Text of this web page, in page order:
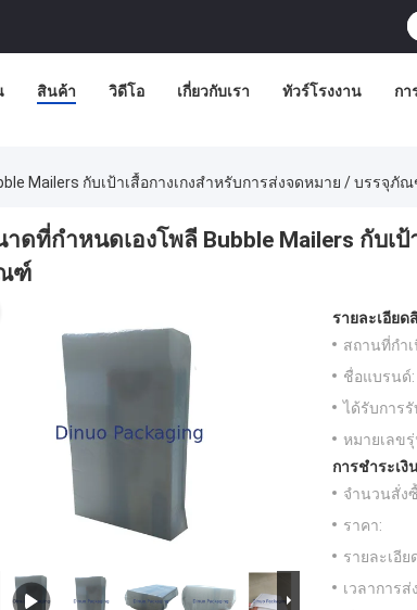
สินค้า วิดีโอ เกี่ยวกับเรา ทัวร์โรงงาน ก
Mailers กับเป้าเสื้อกางเกงสำหรับการส่งจดหมาย / บรรจุภั
ดที่กำหนดเองโพลี Bubble Mailers กับเ
ฑ์
รายละเอียด
สถานที่กำ
ชื่อแบรนด์:
ได้รับการรั
หมายเลข
การชำระเงิ
จำนวนสั่ง
ราคา:
รายละเอีย
เวลาการส่